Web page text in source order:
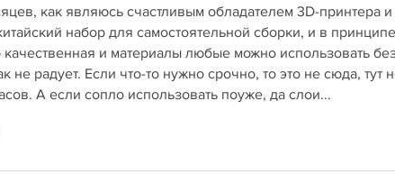
как являюсь счастливым обладателем 3D-принтера
набор для самостоятельной сборки, и в
качественная и материалы любые можно использовать
не радует. Если что-то нужно срочно, то это не сюда, тут
А если сопло использовать поуже, да слои...